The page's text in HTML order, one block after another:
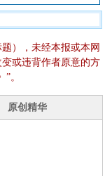
），未经本报或本网
或违背作者原意的方
。